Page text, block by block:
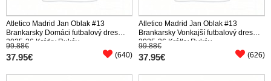
Atletico Madrid Jan Oblak #13
Brankarsky Domáci futbalový dres
2025-26 Krátky Rukáv
99.88€
37.95€ (640)
Atletico Madrid Jan Oblak #13
Brankarsky Vonkajší futbalový dres
2025-26 Krátky Rukáv
99.88€
37.95€ (626)